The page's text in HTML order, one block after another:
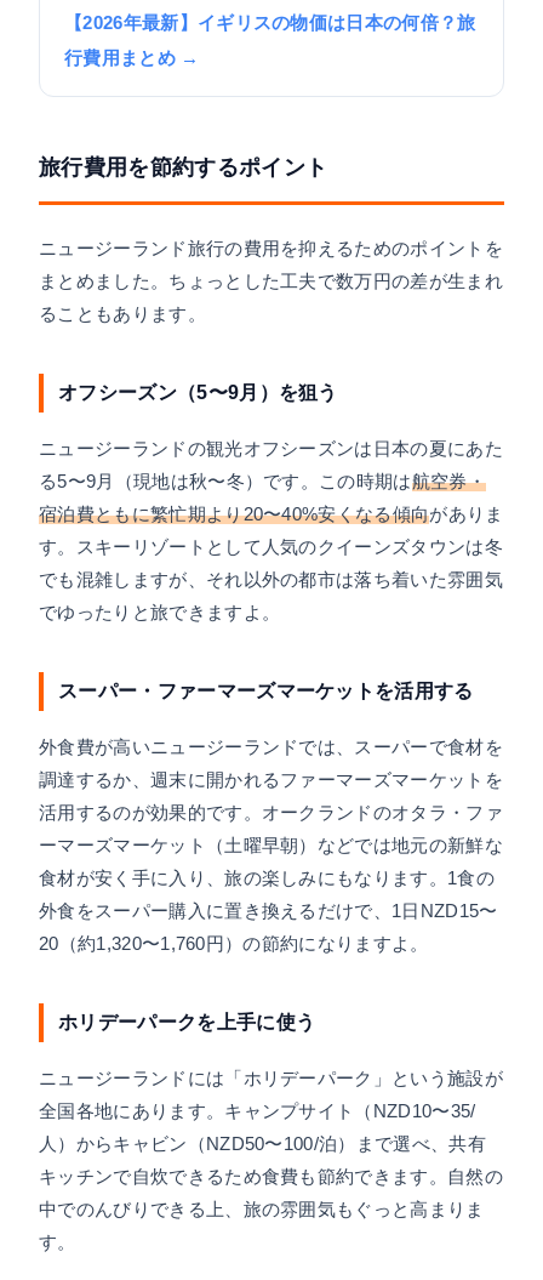
【2026年最新】イギリスの物価は日本の何倍？旅
行費用まとめ →
旅行費用を節約するポイント
ニュージーランド旅行の費用を抑えるためのポイントを
まとめました。ちょっとした工夫で数万円の差が生まれ
ることもあります。
オフシーズン（5〜9月）を狙う
ニュージーランドの観光オフシーズンは日本の夏にあた
る5〜9月（現地は秋〜冬）です。この時期は航空券・
宿泊費ともに繁忙期より20〜40%安くなる傾向がありま
す。スキーリゾートとして人気のクイーンズタウンは冬
でも混雑しますが、それ以外の都市は落ち着いた雰囲気
でゆったりと旅できますよ。
スーパー・ファーマーズマーケットを活用する
外食費が高いニュージーランドでは、スーパーで食材を
調達するか、週末に開かれるファーマーズマーケットを
活用するのが効果的です。オークランドのオタラ・ファ
ーマーズマーケット（土曜早朝）などでは地元の新鮮な
食材が安く手に入り、旅の楽しみにもなります。1食の
外食をスーパー購入に置き換えるだけで、1日NZD15〜
20（約1,320〜1,760円）の節約になりますよ。
ホリデーパークを上手に使う
ニュージーランドには「ホリデーパーク」という施設が
全国各地にあります。キャンプサイト（NZD10〜35/
人）からキャビン（NZD50〜100/泊）まで選べ、共有
キッチンで自炊できるため食費も節約できます。自然の
中でのんびりできる上、旅の雰囲気もぐっと高まりま
す。